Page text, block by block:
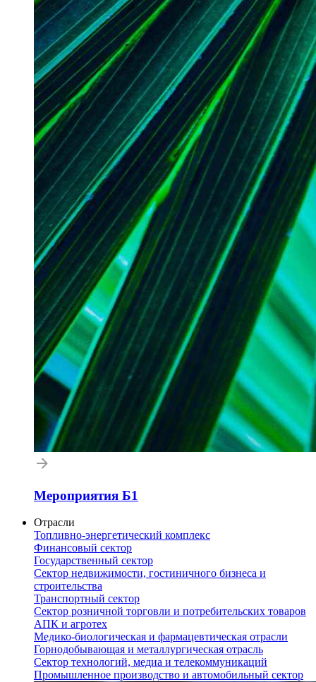
Мероприятия Б1
Отрасли
Топливно-энергетический комплекс
Финансовый сектор
Государственный сектор
Сектор недвижимости, гостиничного бизнеса и
строительства
Транспортный сектор
Сектор розничной торговли и потребительских товаров
АПК и агротех
Медико-биологическая и фармацевтическая отрасли
Горнодобывающая и металлургическая отрасль
Сектор технологий, медиа и телекоммуникаций
Промышленное производство и автомобильный сектор